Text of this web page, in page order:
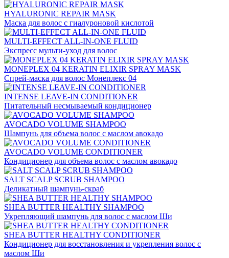
HYALURONIC REPAIR MASK
Маска для волос с гиалуроновой кислотой
MULTI-EFFECT ALL-IN-ONE FLUID
Экспресс мульти-уход для волос
MONEPLEX 04 KERATIN ELIXIR SPRAY MASK
Спрей-маска для волос Монеплекс 04
INTENSE LEAVE-IN CONDITIONER
Питательный несмываемый кондиционер
AVOCADO VOLUME SHAMPOO
Шампунь для объема волос с маслом авокадо
AVOCADO VOLUME CONDITIONER
Кондиционер для объема волос с маслом авокадо
SALT SCALP SCRUB SHAMPOO
Деликатный шампунь-скраб
SHEA BUTTER HEALTHY SHAMPOO
Укрепляющий шампунь для волос с маслом Ши
SHEA BUTTER HEALTHY CONDITIONER
Кондиционер для восстановления и укрепления волос с
маслом Ши